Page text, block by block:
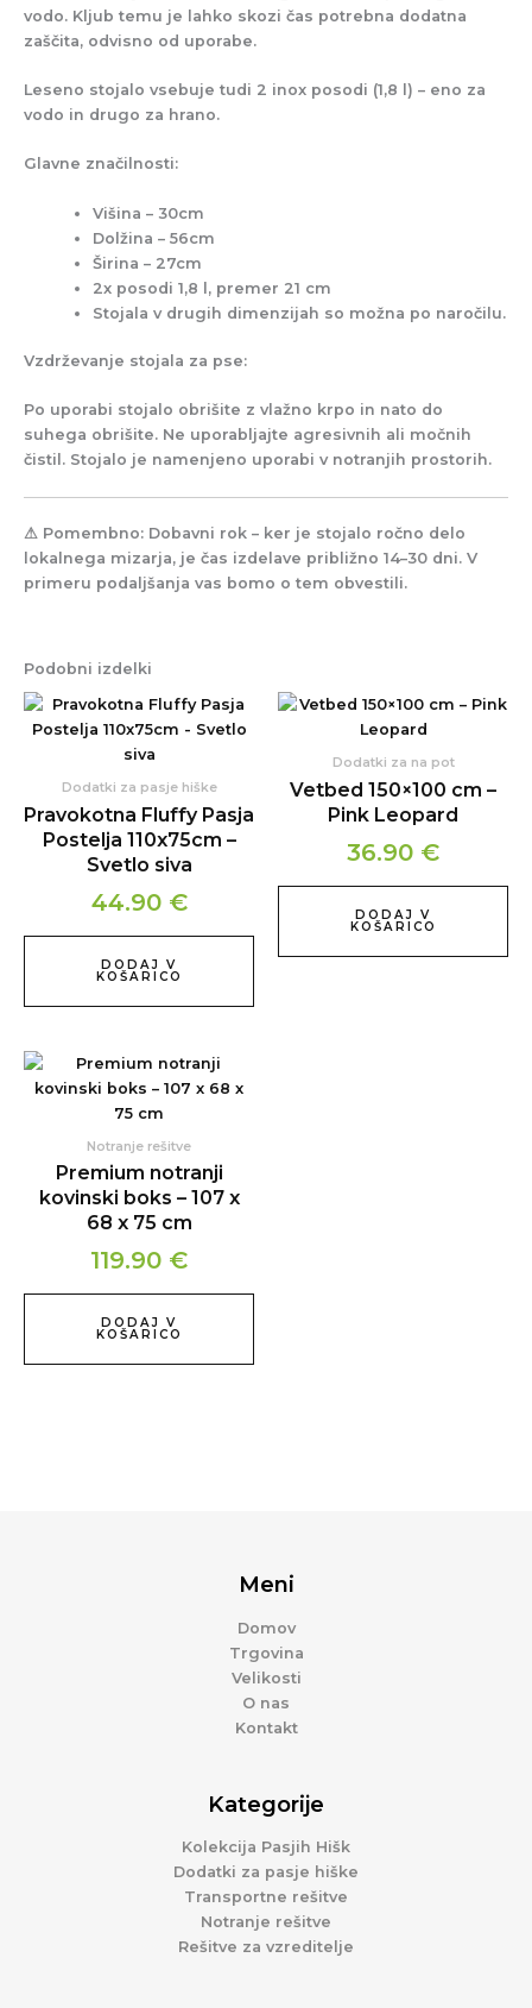
vodo. Kljub temu je lahko skozi čas potrebna dodatna
zaščita, odvisno od uporabe.
Leseno stojalo vsebuje tudi 2 inox posodi (1,8 l) – eno za
vodo in drugo za hrano.
Glavne značilnosti:
Višina – 30cm
Dolžina – 56cm
Širina – 27cm
2x posodi 1,8 l, premer 21 cm
Stojala v drugih dimenzijah so možna po naročilu.
Vzdrževanje stojala za pse:
Po uporabi stojalo obrišite z vlažno krpo in nato do
suhega obrišite. Ne uporabljajte agresivnih ali močnih
čistil. Stojalo je namenjeno uporabi v notranjih prostorih.
⚠ Pomembno: Dobavni rok – ker je stojalo ročno delo
lokalnega mizarja, je čas izdelave približno 14–30 dni. V
primeru podaljšanja vas bomo o tem obvestili.
Podobni izdelki
Dodatki za pasje hiške
Pravokotna Fluffy Pasja
Postelja 110x75cm –
Svetlo siva
44.90 €
DODAJ V
KOŠARICO
Dodatki za na pot
Vetbed 150×100 cm –
Pink Leopard
36.90 €
DODAJ V
KOŠARICO
Notranje rešitve
Premium notranji
kovinski boks – 107 x
68 x 75 cm
119.90 €
DODAJ V
KOŠARICO
Meni
Domov
Trgovina
Velikosti
O nas
Kontakt
Kategorije
Kolekcija Pasjih Hišk
Dodatki za pasje hiške
Transportne rešitve
Notranje rešitve
Rešitve za vzreditelje